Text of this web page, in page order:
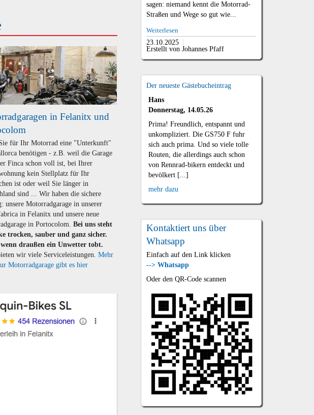
sagen: niemand kennt die Motorrad-
Straßen und Wege so gut wie...
Weiterlesen
23.10.2025
Erstellt von Johannes Pfaff
Der neueste Gästebucheintrag
Hans
Donnerstag, 14.05.26
Prima! Freundlich, entspannt und
unkompliziert. Die GS750 F fuhr
sich auch prima. Und so viele tolle
Routen, die allerdings auch schon
von Rennrad-bikern entdeckt und
bevölkert [...]
mehr dazu
Kontaktiert uns über
Whatsapp
Einfach auf den Link klicken
--> Whatsapp
Oder den QR-Code scannen
in Felanitx und
für Ihr Motorrad eine "Unterkunft"
benötigen - z.B. weil die Garage
Finca schon voll ist, bei Ihrer
kein Stellplatz für Ihr
ist oder weil Sie länger in
sind ... Wir haben die sichere
unsere Motorradgarage in unserer
in Felanitx und unsere neue
in Portocolom.Bei uns steht
trocken, sauber und ganz sicher.
draußen ein Unwetter tobt.
wir viele Serviceleistungen.Mehr
Motorradgarage gibt es hier